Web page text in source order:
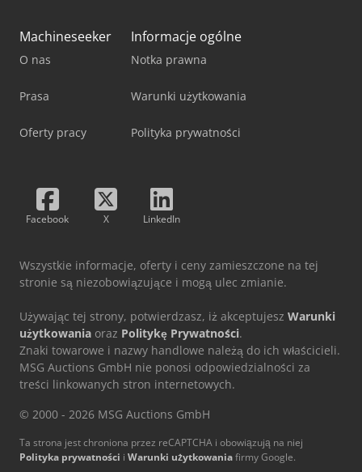
Machineseeker
O nas
Prasa
Oferty pracy
Informacje ogólne
Notka prawna
Warunki użytkowania
Polityka prywatności
Facebook X LinkedIn
Wszystkie informacje, oferty i ceny zamieszczone na tej
stronie są niezobowiązujące i mogą ulec zmianie.
Używając tej strony, potwierdzasz, iż akceptujesz Warunki
użytkowania oraz Politykę Prywatności.
Znaki towarowe i nazwy handlowe należą do ich właścicieli.
MSG Auctions GmbH nie ponosi odpowiedzialności za
treści linkowanych stron internetowych.
© 2000 - 2026 MSG Auctions GmbH
Ta strona jest chroniona przez reCAPTCHA i obowiązują na niej
Polityka prywatności i Warunki użytkowaniafirmy Google.